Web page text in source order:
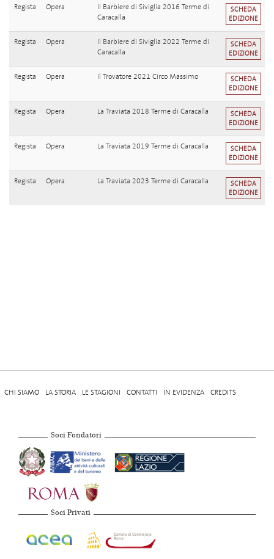
Regista Opera
Il Barbiere di Siviglia 2016 Terme di
Caracalla
SCHEDA
EDIZIONE
Regista Opera
Il Barbiere di Siviglia 2022 Terme di
Caracalla
SCHEDA
EDIZIONE
Regista Opera Il Trovatore 2021 Circo Massimo
SCHEDA
EDIZIONE
Regista Opera La Traviata 2018 Terme di Caracalla
SCHEDA
EDIZIONE
Regista Opera La Traviata 2019 Terme di Caracalla
SCHEDA
EDIZIONE
Regista Opera La Traviata 2023 Terme di Caracalla
SCHEDA
EDIZIONE
CHI SIAMO LA STORIA LE STAGIONI CONTATTI IN EVIDENZA CREDITS
Soci Fondatori
Soci Privati